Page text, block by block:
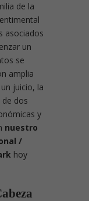
de la
asociados
un
se
amplia
juicio, la
dos
y
nuestro
/
hoy